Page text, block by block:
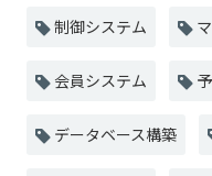
制御システム
会員システム
データベース構築